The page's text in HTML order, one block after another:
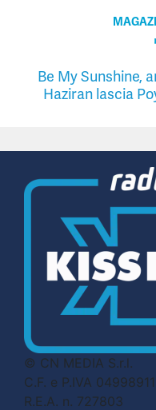
Be My Sunshine,
Haziran lascia
© CN MEDIA S.r.l.
C.F. e P.IVA
R.E.A. n. 727803